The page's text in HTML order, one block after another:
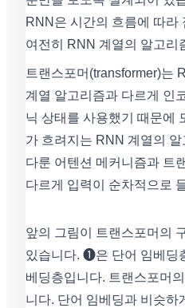
RNN은 시간의 흐름에 따라
여전히 RNN 계열의 알고리
트랜스포머(transformer)는
계열 알고리즘과 다르게 인
닉 상태를 사용했기 때문에
가 흐려지는 RNN 계열의
다룬 어텐션 메커니즘과 트
다르게 입력이 순차적으로
앞의 그림이 트랜스포머의
있습니다. ❶은 단어 임베딩
베딩층입니다. 트랜스포머
니다. 단어 임베딩과 비슷